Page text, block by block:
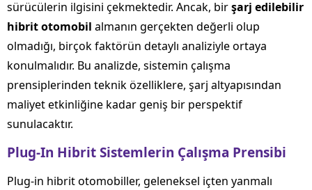
sürücülerin ilgisini çekmektedir. Ancak, birşarj edilebilir
hibrit otomobil almanın gerçekten değerli olup
olmadığı, birçok faktörün detaylı analiziyle ortaya
konulmalıdır. Bu analizde, sistemin çalışma
prensiplerinden teknik özelliklere, şarj altyapısından
maliyet etkinliğine kadar geniş bir perspektif
sunulacaktır.
Plug-In Hibrit Sistemlerin Çalışma Prensibi
Plug-in hibrit otomobiller, geleneksel içten yanmalı